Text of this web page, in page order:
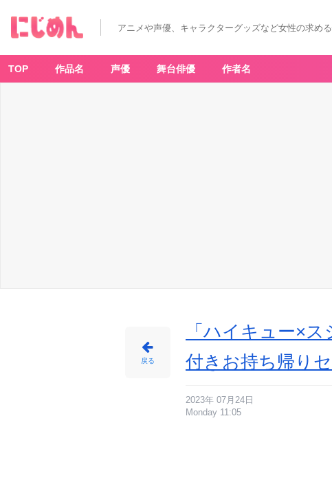
ハ
キ
ュ
ー!!
アニメや声優、キャラクターグッズなど女性の求め
TOP 作品名 声優 舞台俳優 作者名
戻る
「ハイキュー×
付きお持ち帰り
2023年 07月24日
Monday 11:05